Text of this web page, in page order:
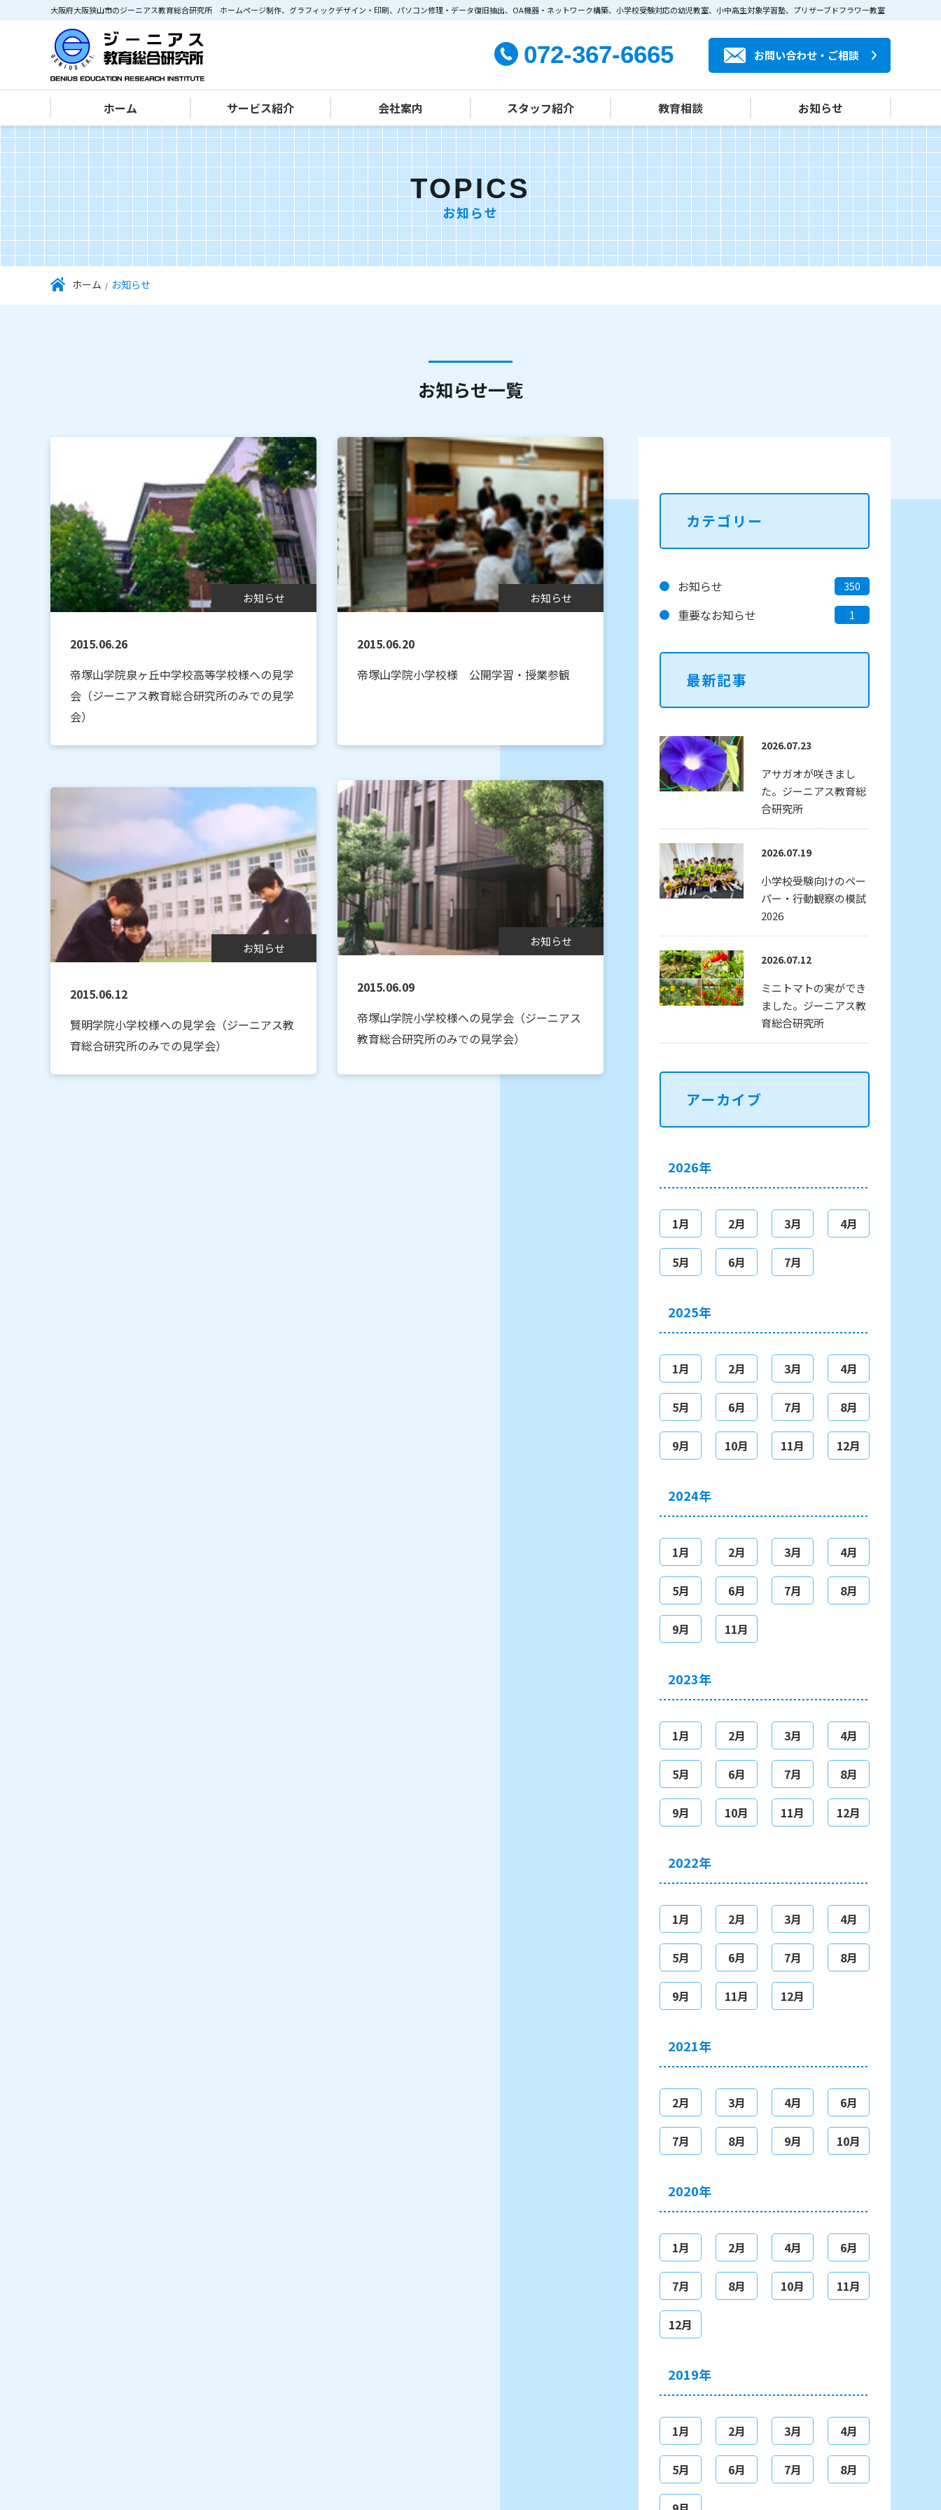
大阪府大阪狭山市のジーニアス教育総合研究所 ホームページ制作、グラフィックデザイン・印刷、パソコン修理・データ復旧抽出、OA機器・ネットワーク構築、小学校受験対応の幼児教室、小中高生対象学習塾、プリザーブドフラワー教室
072-367-6665 お問い合わせ・ご相談
ホーム サービス紹介
IT･パソコン部門
ホームページ作成・Web制作
パソコン個別講座（パソコン教室）
学習塾部門
幼児教室クラス指導
小学生英語・英会話
中高生クラス指導
中高生個別学習（個別指導）
カルチャー部門
プリザーブドフラワーアレンジメント教室
ペン習字・硬筆教室
会社案内
経営方針
会社概要
施設案内
スタッフ紹介 教育相談
私立小中高受験
登校拒否対応
子どもの心づくり
お知らせ
TOPICS
お知らせ
ホーム お知らせ
お知らせ一覧
お知らせ
2015.06.26
帝塚山学院泉ヶ丘中学校高等学校様への見学
会（ジーニアス教育総合研究所のみでの見学
会）
お知らせ
2015.06.20
帝塚山学院小学校様 公開学習・授業参観
お知らせ
2015.06.12
賢明学院小学校様への見学会（ジーニアス教
育総合研究所のみでの見学会）
お知らせ
2015.06.09
帝塚山学院小学校様への見学会（ジーニアス
教育総合研究所のみでの見学会）
カテゴリー
お知らせ 350
重要なお知らせ 1
最新記事
2026.07.23
アサガオが咲きまし
た。ジーニアス教育総
合研究所
2026.07.19
小学校受験向けのペー
パー・行動観察の模試
2026
2026.07.12
ミニトマトの実ができ
ました。ジーニアス教
育総合研究所
アーカイブ
2026年
1月 2月 3月 4月
5月 6月 7月
2025年
1月 2月 3月 4月
5月 6月 7月 8月
9月 10月 11月 12月
2024年
1月 2月 3月 4月
5月 6月 7月 8月
9月 11月
2023年
1月 2月 3月 4月
5月 6月 7月 8月
9月 10月 11月 12月
2022年
1月 2月 3月 4月
5月 6月 7月 8月
9月 11月 12月
2021年
2月 3月 4月 6月
7月 8月 9月 10月
2020年
1月 2月 4月 6月
7月 8月 10月 11月
12月
2019年
1月 2月 3月 4月
5月 6月 7月 8月